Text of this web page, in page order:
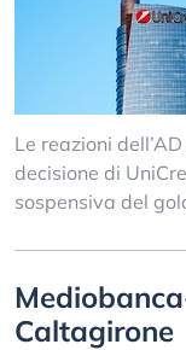
Le reazioni
decisione di
sospensiva del
Caltagirone